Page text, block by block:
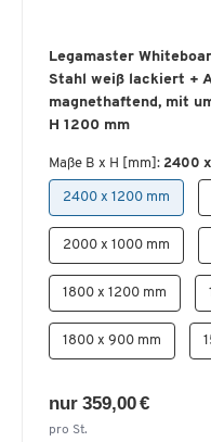
Legamaster
Stahl weiß lackiert +
magnethaftend, mit
H 1200 mm
Maße B x H [mm]: 2400
2400 x 1200 mm
2000 x 1000 mm
1800 x 1200 mm
1800 x 900 mm
nur 359,00 €
pro St.